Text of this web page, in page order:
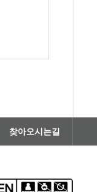
찾아오시는길